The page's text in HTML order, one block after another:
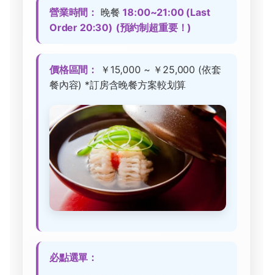
營業時間： 晚餐18:00~21:00 (Last
Order 20:30) (預約制超重要！)
價格區間：
￥15,000 ~ ￥25,000 (依套
餐內容) *訂房含晚餐方案較划算
必點選單：